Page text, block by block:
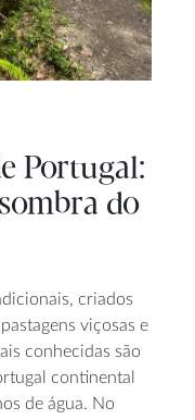
Portugal:
do
criados
viçosas e
conhecidas são
continental
de água. No